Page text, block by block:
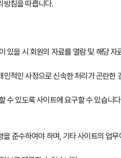
방침을 따릅니다.
있을 시 회원의 자료를 열람 및 해당
적인 사정으로 신속한 처리가 곤란한
있도록 사이트에 요구할 수 있습니
준수하여야 하며, 기타 사이트의 업